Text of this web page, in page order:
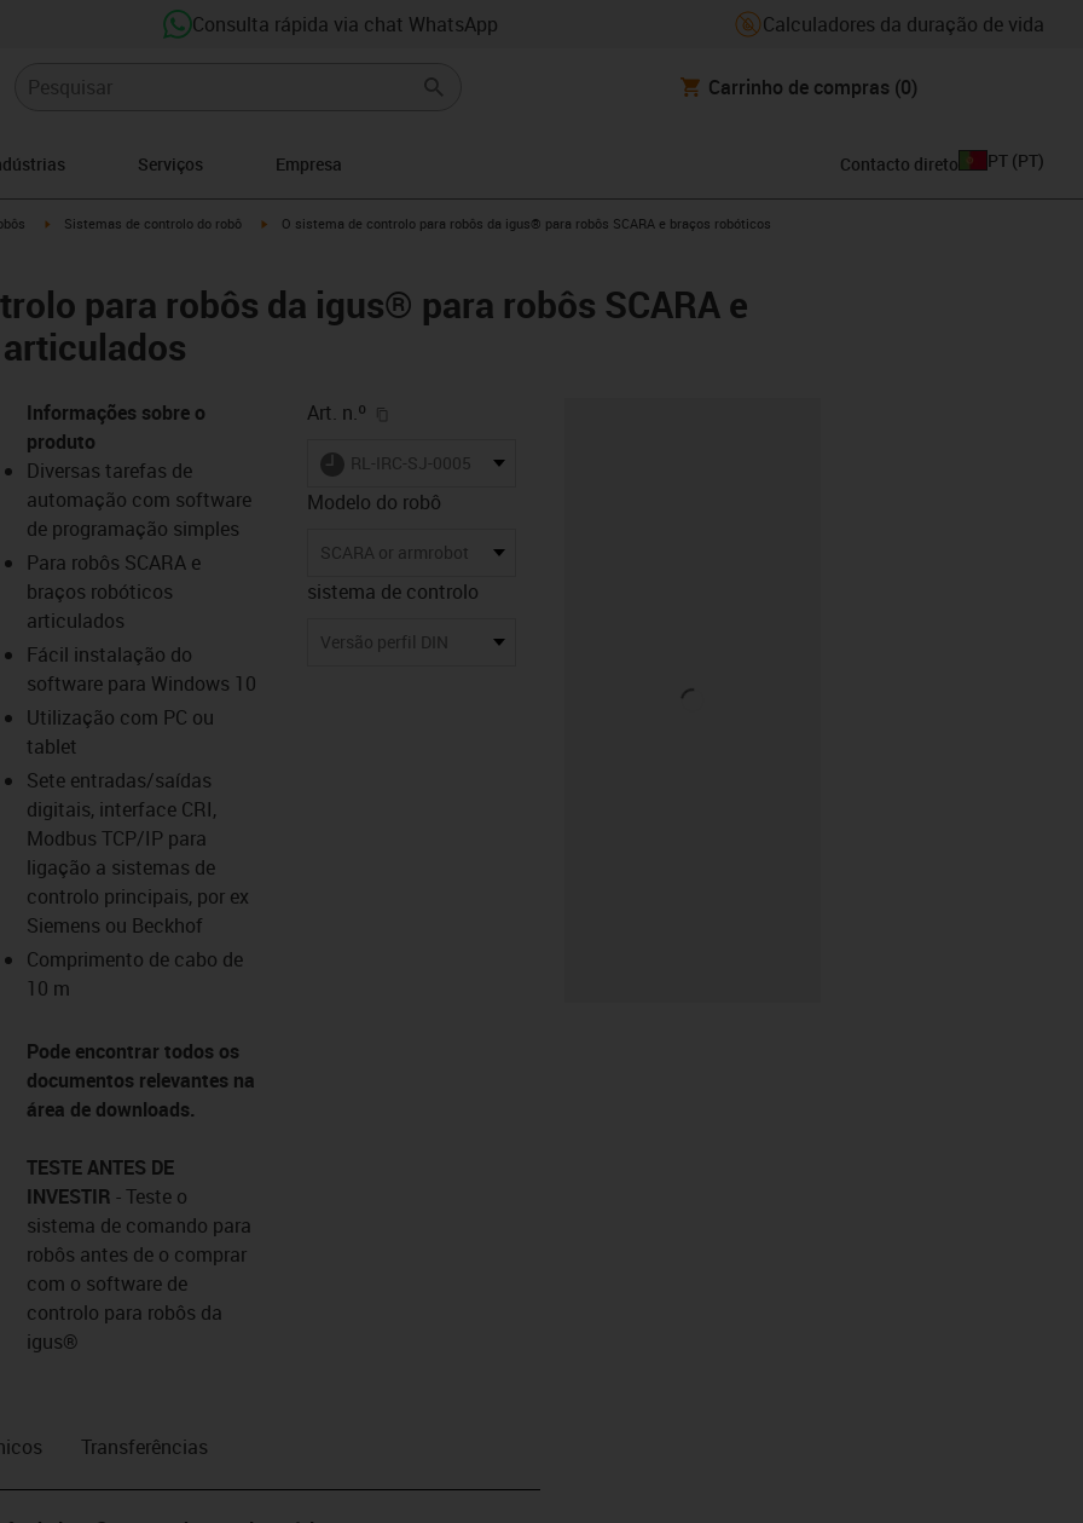
Consulta rápida via chat WhatsApp Calculadores da duração de vida
Carrinho de compras (0)
Serviços Empresa Contacto direto PT (PT)
igus-icon-arrow-right
Sistemas de controlo do robô igus-icon-arrow-right
O sistema de controlo para robôs da igus® para robôs SCARA e braços robóticos
para robôs da igus® para robôs SCARA e
icon-lupe
icon-lupe
icon-lupe
icon-lupe
icon-lupe
icon-arrow-right
Informações sobre o
produto
Diversas tarefas de
automação com software
de programação simples
Para robôs SCARA e
braços robóticos
articulados
Fácil instalação do
software para Windows 10
Utilização com PC ou
tablet
Sete entradas/saídas
digitais, interface CRI,
Modbus TCP/IP para
ligação a sistemas de
controlo principais, por ex
Siemens ou Beckhof
Comprimento de cabo de
10 m
Pode encontrar todos os
documentos relevantes na
área de downloads.
TESTE ANTES DE
INVESTIR - Teste o
sistema de comando para
robôs antes de o comprar
com o software de
controlo para robôs da
igus®
Art. n.º
igus-icon-lieferzeit
RL-IRC-SJ-0005-48-01-00-0
Modelo do robô
SCARA or armrobot
sistema de controlo
Versão perfil DIN
Transferências